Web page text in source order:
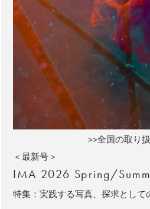
>>全国の取り
＜最新号＞
IMA 2026 Spring/
特集：実践する写真、探求として